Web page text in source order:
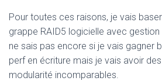
Pour toutes ces raisons, je vais
grappe RAID5 logicielle avec gestion
ne sais pas encore si je vais gagner
perf en écriture mais je vais avoir
modularité incomparables.